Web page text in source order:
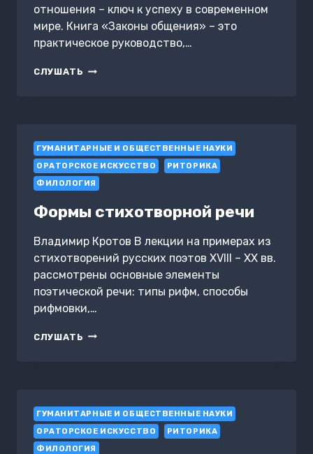
отношения – ключ к успеху в современном
мире. Книга «Законы общения» – это
практическое руководство,…
СЛУШАТЬ ЗАКОНЫ
УПРАВЛЕНИЯ
ОТНОШЕНИЯМИ
ГУМАНИТАРНЫЕ И ОБЩЕСТВЕННЫЕ НАУКИ
ОРАТОРСКОЕ ИСКУССТВО
РИТОРИКА
ФИЛОЛОГИЯ
Формы стихотворной речи
Владимир Кротов В лекции на примерах из
стихотворений русских поэтов XVIII – XX вв.
рассмотрены основные элементы
поэтической речи: типы рифм, способы
рифмовки,…
СЛУШАТЬ ФОРМЫ
ГУМАНИТАРНЫЕ И ОБЩЕСТВЕННЫЕ НАУКИ
ОРАТОРСКОЕ ИСКУССТВО
РИТОРИКА
ФИЛОЛОГИЯ